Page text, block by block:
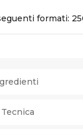
formati: